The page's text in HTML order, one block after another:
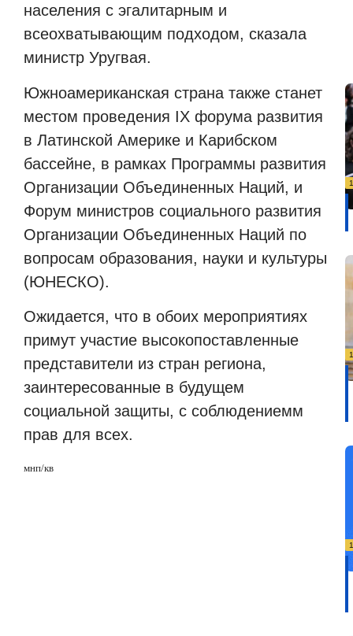
населения с эгалитарным и
всеохватывающим подходом, сказала
министр Уругвая.
Южноамериканская страна также станет
местом проведения IX форума развития
в Латинской Америке и Карибском
бассейне, в рамках Программы развития
Организации Объединенных Наций, и
Форум министров социального развития
Организации Объединенных Наций по
вопросам образования, науки и культуры
(ЮНЕСКО).
Ожидается, что в обоих мероприятиях
примут участие высокопоставленные
представители из стран региона,
заинтересованные в будущем
социальной защиты, с соблюдениемм
прав для всех.
мнп/кв